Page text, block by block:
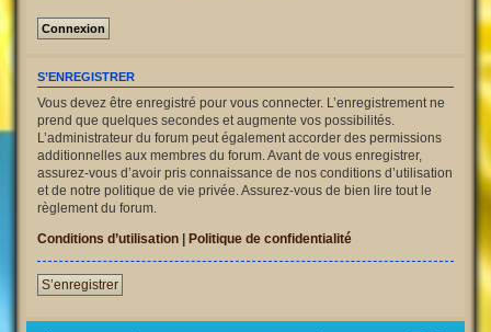
S’ENREGISTRER
Vous devez être enregistré pour vous connecter. L’enregistrement ne
prend que quelques secondes et augmente vos possibilités.
L’administrateur du forum peut également accorder des permissions
additionnelles aux membres du forum. Avant de vous enregistrer,
assurez-vous d’avoir pris connaissance de nos conditions d’utilisation
et de notre politique de vie privée. Assurez-vous de bien lire tout le
règlement du forum.
Conditions d’utilisation | Politique de confidentialité
S’enregistrer